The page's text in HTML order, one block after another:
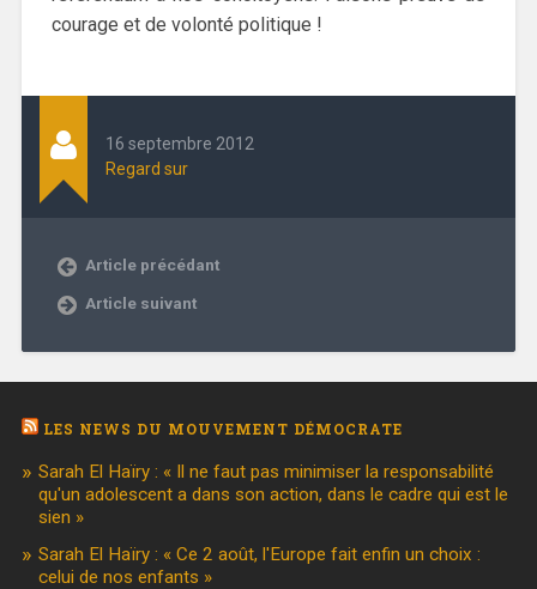
courage et de volonté politique !
16 septembre 2012
Regard sur
Article précédant
Article suivant
LES NEWS DU MOUVEMENT DÉMOCRATE
Sarah El Haïry : « Il ne faut pas minimiser la responsabilité
qu'un adolescent a dans son action, dans le cadre qui est le
sien »
Sarah El Haïry : « Ce 2 août, l'Europe fait enfin un choix :
celui de nos enfants »